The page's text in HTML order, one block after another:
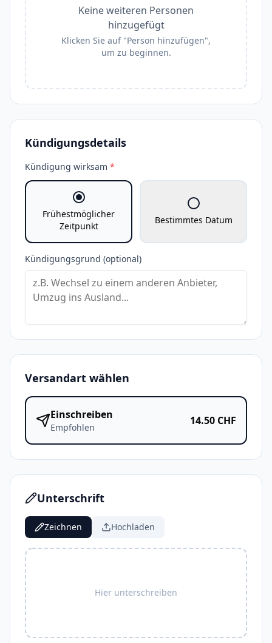
Keine weiteren Personen
hinzugefügt
Klicken Sie auf "Person hinzufügen",
um zu beginnen.
Kündigungsdetails
Kündigung wirksam *
Frühestmöglicher
Zeitpunkt
Bestimmtes Datum
Kündigungsgrund (optional)
Versandart wählen
Einschreiben
Empfohlen
14.50 CHF
Unterschrift
Zeichnen Hochladen
Hier unterschreiben